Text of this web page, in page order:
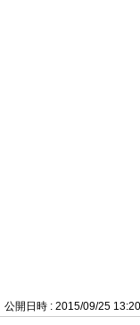
公開日時 : 2015/09/25 13:20